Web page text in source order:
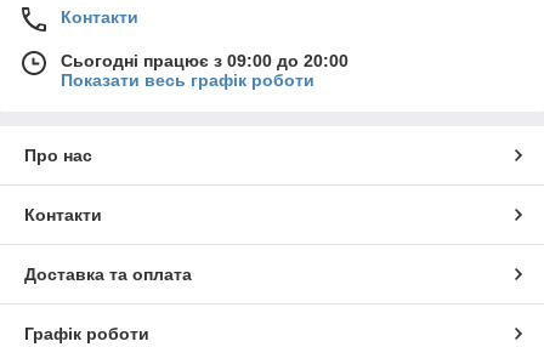
При замовленні від 2500 гривень доставка
безкоштовна.
Контакти
Сьогодні працює з 09:00 до 20:00
Показати весь графік роботи
Про нас
Контакти
Доставка та оплата
Графік роботи